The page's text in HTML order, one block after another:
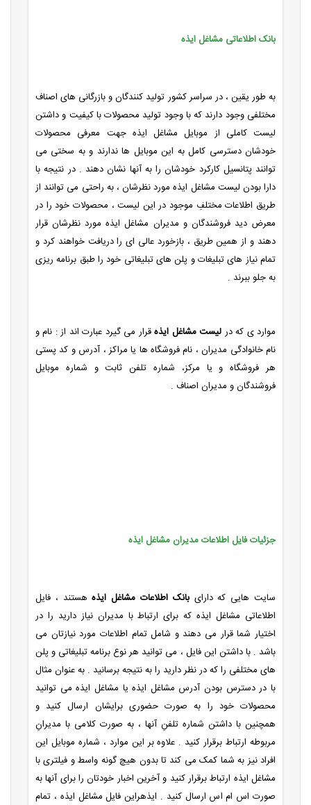
بانک اطلاعاتی مشاغل ایذه
به طور یقین ، در سراسر کشور تولید کنندگان و بازرگانی های اصناف
مختلفی وجود دارند که با وجود تولید محصولات با کیفیت و داشتن
لیست کاملی از موبایل مشاغل ایذه جهت معرفی محصولات
خودشان دسترسی کامل به این موبایل ها ندارند و به سختی می
توانند پتانسیل کارکرد خودشان را به آنها نشان دهند . در نتیجه با
دارا بودن لیست مشاغل ایذه مورد نظرشان ، به راحتی می توانند از
طریق اطلاعات مختلفِ موجود در این لیست ، محصولات خود را در
معرض دید فروشندگان و مدیران مشاغل ایذه مورد نظرشان قرار
دهند و از همین طریق ، بازخورد عالی ای را دریافت خواهند کرد و
تمام نیاز های تبلیغات و پلن های تبلیغاتی خود را طبق برنامه ریزی
به جلو ببرند .
موارد ی که در لیست مشاغل ایذهقرار می گیرد عبارت اند از : نام و
نام خانوادگی مدیران ، نام فروشگاه ها یا مراکز ، آدرس و کد پستی
هر فروشگاه و یا مرکز، شماره تلفن ثابت و شماره موبایل
فروشندگان و مدیران اصناف .
جزئیات فایل اطلاعات مدیران مشاغل ایذه
سایت هایی که دارایبانک اطلاعات مشاغل ایذه هستند ، فایل
اطلاعاتی مشاغل ایذه که برای ارتباط با مدیران نیاز دارید را در
اختیار شما قرار می دهند و شامل تمام اطلاعات مورد نیازتان می
باشد . با داشتن این فایل ، می توانید هر نوع برنامه تبلیغاتی و پلن
های مختلفی را که در نظر دارید را به نتیجه برسانید . به عنوان مثال
با در دسترس بودن آدرس مشاغل ایذه یا مشاغل ایذه می توانید
محصولات خود را به صورت حضوری برایشان ارسال کنید و
همچنین با داشتن شماره تلفنِ آنها ، به صورت کلامی با مدیرانِ
مربوطه ارتباط برقرار کنید . علاوه بر این موارد ، شماره موبایل این
افراد نیز به شما کمک می کند تا بدون هیچ گونه واسط و فیلتری با
مشاغل ایذه ارتباط برقرار کنید و آخرین اخبار خودتان را برای آنها به
صورت اس ام اس ارسال کنید . ایذهراین فایل مشاغل ایذه ، تمام